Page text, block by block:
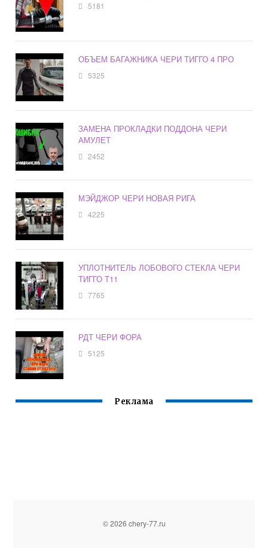
5181
ОБЪЕМ БАГАЖНИКА ЧЕРИ ТИГГО 4 ПРО
5325
ЗАМЕНА ПРОКЛАДКИ ПОДДОНА ЧЕРИ
АМУЛЕТ
2452
МЭЙДЖОР ЧЕРИ НОВАЯ РИГА
4225
УПЛОТНИТЕЛЬ ЛОБОВОГО СТЕКЛА ЧЕРИ
ТИГГО Т11
7765
РДТ ЧЕРИ ФОРА
5125
Реклама
© 2026 chery-77.ru